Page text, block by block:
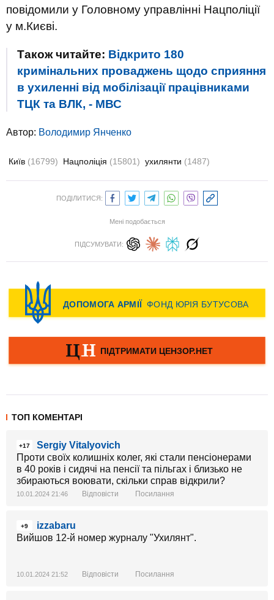
повідомили у Головному управлінні Нацполіції
у м.Києві.
Також читайте: Відкрито 180
кримінальних проваджень щодо сприяння
в ухиленні від мобілізації працівниками
ТЦК та ВЛК, - МВС
Автор: Володимир Янченко
Київ (16799) Нацполіція (15801) ухилянти (1487)
ПОДІЛИТИСЯ:
Мені подобається
ПІДСУМУВАТИ:
ТОП КОМЕНТАРІ
+17
Sergiy Vitalyovich
Проти своїх колишніх колег, які стали пенсіонерами
в 40 років і сидячі на пенсії та пільгах і близько не
збираються воювати, скільки справ відкрили?
10.01.2024 21:46 Відповісти Посилання
+9
izzabaru
Вийшов 12-й номер журналу "Ухилянт".
10.01.2024 21:52 Відповісти Посилання